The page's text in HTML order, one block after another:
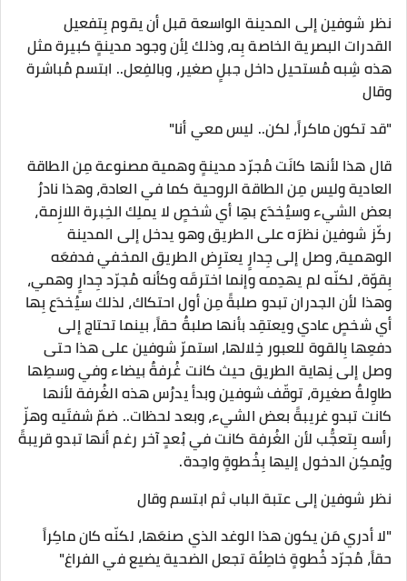
نظر شوفين إلى المدينة الواسعة قبل أن يقوم بِتفعيل
القدرات البصرية الخاصة بِه، وذلك لِأن وجود مدينةٍ كبيرة مثل
هذه شِبه مُستحيل داخل جبلٍ صغير، وبالفِعل.. ابتسم مُباشرة
وقال
"قد تكون ماكراً، لكن.. ليس معي أنا"
قال هذا لأنها كانَت مُجرّد مدينةٍ وهمية مصنوعة مِن الطاقة
العادية وليس مِن الطاقة الروحية كما في العادة، وهذا نادرٌ
بعض الشيء وسيُخدَع بهِا أي شخصٍ لا يملِك الخِبرة اللازِمة،
ركّز شوفين نظرَه على الطريق وهو يدخل إلى المدينة
الوهمية، وصل إلى جِدارٍ يعترِض الطريق المخفي فدفعَه
بِقوّة، لكنّه لم يهدِمه وإنما اخترقَه وكأنه مُجرّد جِدارٍ وهمي،
وهذا لأن الجدران تبدو صلبةً مِن أول احتكاك، لذلك سيُخدَع بِها
أي شخصٍ عادي ويعتقِد بأنها صلبةٌ حقاً، بينما تحتاج إلى
دفعِها بِالقوة للعبور خِلالها، استمرّ شوفين على هذا حتى
وصل إلى نِهاية الطريق حيث كانت غُرفةٌ بيضاء وفي وسطِها
طاوِلةٌ صغيرة، توقّف شوفين وبدأ يدرُس هذه الغُرفة لأنها
كانت تبدو غريبةً بعض الشيء، وبعد لحظات.. ضمّ شفتَيه وهزّ
رأسه بِتعجُّب لأن الغُرفة كانت في بُعدٍ آخر رغم أنها تبدو قريبةً
ويُمكِن الدخول إليها بِخُطوةٍ واحِدة.
نظر شوفين إلى عتبة الباب ثم ابتسم وقال
"لا أدري مَن يكون هذا الوغد الذي صنعَها، لكنّه كان ماكِراً
حقاً، مُجرّد خُطوةٍ خاطِئة تجعل الضحية يضيع في الفراغ"